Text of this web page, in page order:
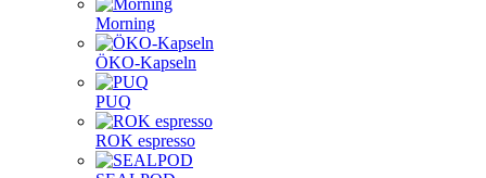
Morning
ÖKO-Kapseln
PUQ
ROK espresso